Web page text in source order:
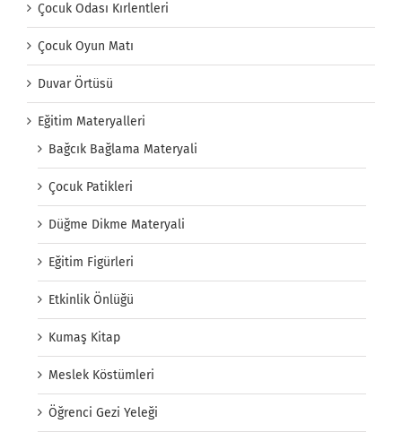
Çocuk Odası Kırlentleri
Çocuk Oyun Matı
Duvar Örtüsü
Eğitim Materyalleri
Bağcık Bağlama Materyali
Çocuk Patikleri
Düğme Dikme Materyali
Eğitim Figürleri
Etkinlik Önlüğü
Kumaş Kitap
Meslek Köstümleri
Öğrenci Gezi Yeleği